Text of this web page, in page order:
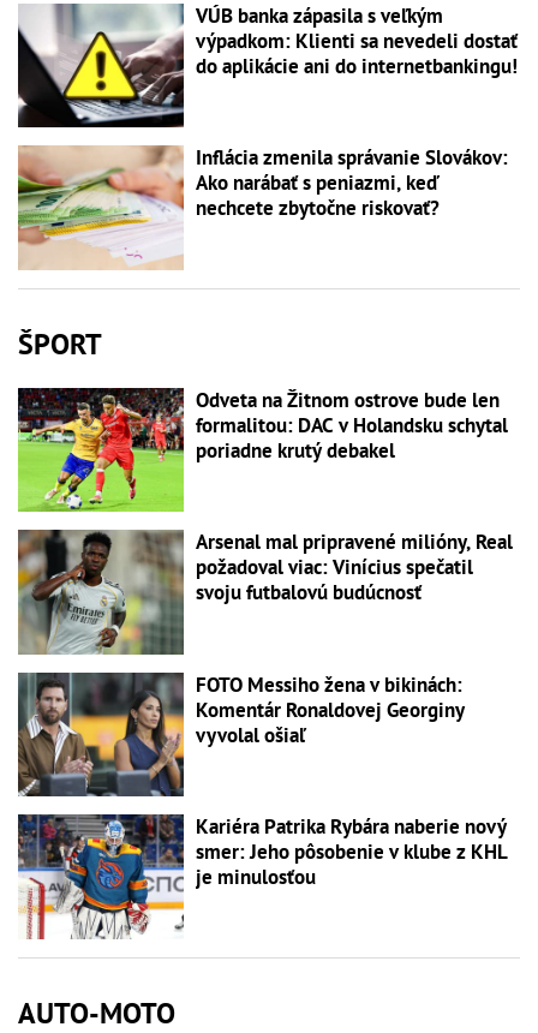
VÚB banka zápasila s veľkým
výpadkom: Klienti sa nevedeli dostať
do aplikácie ani do internetbankingu!
Inflácia zmenila správanie Slovákov:
Ako narábať s peniazmi, keď
nechcete zbytočne riskovať?
ŠPORT
Odveta na Žitnom ostrove bude len
formalitou: DAC v Holandsku schytal
poriadne krutý debakel
Arsenal mal pripravené milióny, Real
požadoval viac: Vinícius spečatil
svoju futbalovú budúcnosť
FOTO Messiho žena v bikinách:
Komentár Ronaldovej Georginy
vyvolal ošiaľ
Kariéra Patrika Rybára naberie nový
smer: Jeho pôsobenie v klube z KHL
je minulosťou
AUTO-MOTO